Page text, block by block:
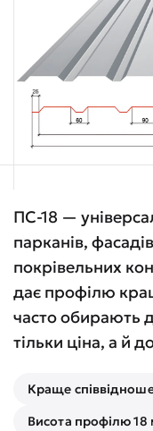
ПС-18 —
парканів,
покрівельних
дає профілю
часто обирають
тільки ціна, а й
Краще
Висота профілю 18